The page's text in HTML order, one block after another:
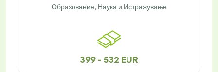
Образование, Наука и Истражување
399 - 532 EUR